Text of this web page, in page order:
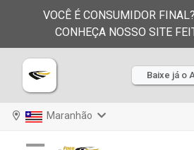
VOCÊ É CONSUMIDOR
CONHEÇA NOSSO SITE
Baixe já o
Maranhão